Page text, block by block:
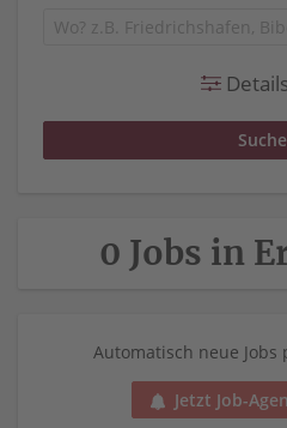
0 Jobs in
Automatisch neue Jobs
Jetzt Job-